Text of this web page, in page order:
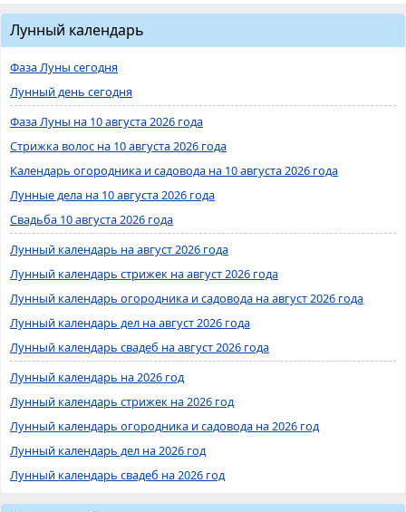
Лунный календарь
Фаза Луны сегодня
Лунный день сегодня
Фаза Луны на 10 августа 2026 года
Стрижка волос на 10 августа 2026 года
Календарь огородника и садовода на 10 августа 2026 года
Лунные дела на 10 августа 2026 года
Свадьба 10 августа 2026 года
Лунный календарь на август 2026 года
Лунный календарь стрижек на август 2026 года
Лунный календарь огородника и садовода на август 2026 года
Лунный календарь дел на август 2026 года
Лунный календарь свадеб на август 2026 года
Лунный календарь на 2026 год
Лунный календарь стрижек на 2026 год
Лунный календарь огородника и садовода на 2026 год
Лунный календарь дел на 2026 год
Лунный календарь свадеб на 2026 год